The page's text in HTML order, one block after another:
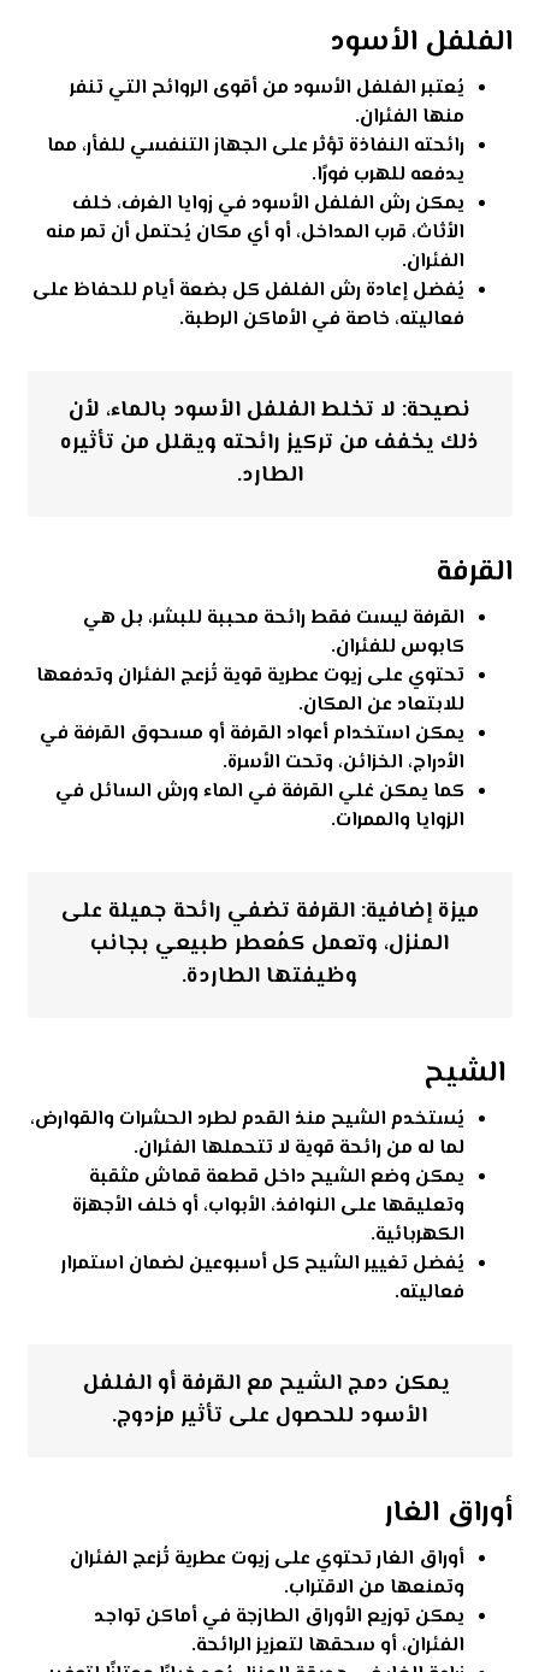
الفلفل الأسود
يُعتبر الفلفل الأسود من أقوى الروائح التي تنفر
منها الفئران.
رائحته النفاذة تؤثر على الجهاز التنفسي للفأر، مما
يدفعه للهرب فورًا.
يمكن رش الفلفل الأسود في زوايا الغرف، خلف
الأثاث، قرب المداخل، أو أي مكان يُحتمل أن تمر منه
الفئران.
يُفضل إعادة رش الفلفل كل بضعة أيام للحفاظ على
فعاليته، خاصة في الأماكن الرطبة.
نصيحة: لا تخلط الفلفل الأسود بالماء، لأن
ذلك يخفف من تركيز رائحته ويقلل من تأثيره
الطارد.
القرفة
القرفة ليست فقط رائحة محببة للبشر، بل هي
كابوس للفئران.
تحتوي على زيوت عطرية قوية تُزعج الفئران وتدفعها
للابتعاد عن المكان.
يمكن استخدام أعواد القرفة أو مسحوق القرفة في
الأدراج، الخزائن، وتحت الأسرة.
كما يمكن غلي القرفة في الماء ورش السائل في
الزوايا والممرات.
ميزة إضافية: القرفة تضفي رائحة جميلة على
المنزل، وتعمل كمُعطر طبيعي بجانب
وظيفتها الطاردة.
الشيح
يُستخدم الشيح منذ القدم لطرد الحشرات والقوارض،
لما له من رائحة قوية لا تتحملها الفئران.
يمكن وضع الشيح داخل قطعة قماش مثقبة
وتعليقها على النوافذ، الأبواب، أو خلف الأجهزة
الكهربائية.
يُفضل تغيير الشيح كل أسبوعين لضمان استمرار
فعاليته.
يمكن دمج الشيح مع القرفة أو الفلفل
الأسود للحصول على تأثير مزدوج.
أوراق الغار
أوراق الغار تحتوي على زيوت عطرية تُزعج الفئران
وتمنعها من الاقتراب.
يمكن توزيع الأوراق الطازجة في أماكن تواجد
الفئران، أو سحقها لتعزيز الرائحة.